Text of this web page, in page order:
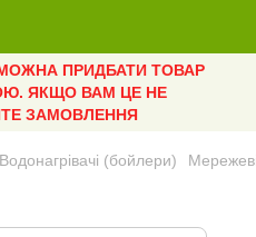
ПРИДБАТИ ТОВАР
ЯКЩО ВАМ ЦЕ НЕ
ЗАМОВЛЕННЯ
Водонагрівачі (бойлери)